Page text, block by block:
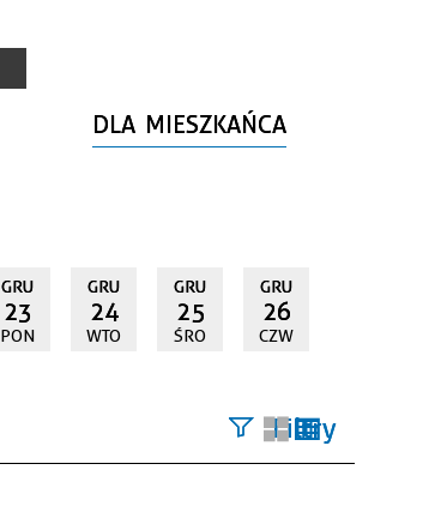
DLA MIESZKAŃCA
GRU
23
PON
GRU
24
WTO
GRU
25
ŚRO
GRU
26
CZW
Filtry